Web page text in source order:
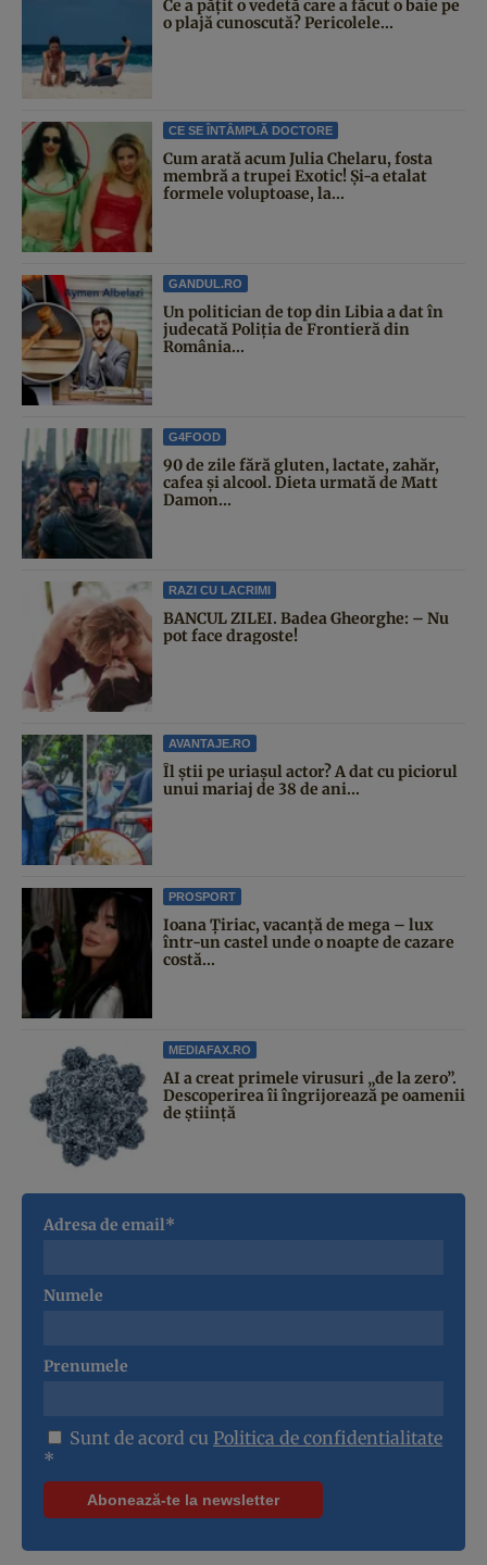
Ce a pățit o vedetă care a făcut o baie pe
o plajă cunoscută? Pericolele...
CE SE ÎNTÂMPLĂ DOCTORE
Cum arată acum Julia Chelaru, fosta
membră a trupei Exotic! Și-a etalat
formele voluptoase, la...
GANDUL.RO
Un politician de top din Libia a dat în
judecată Poliția de Frontieră din
România...
G4FOOD
90 de zile fără gluten, lactate, zahăr,
cafea și alcool. Dieta urmată de Matt
Damon...
RAZI CU LACRIMI
BANCUL ZILEI. Badea Gheorghe: – Nu
pot face dragoste!
AVANTAJE.RO
Îl știi pe uriașul actor? A dat cu piciorul
unui mariaj de 38 de ani...
PROSPORT
Ioana Țiriac, vacanță de mega – lux
într-un castel unde o noapte de cazare
costă...
MEDIAFAX.RO
AI a creat primele virusuri „de la zero”.
Descoperirea îi îngrijorează pe oamenii
de știință
Adresa de email*
Numele
Prenumele
Sunt de acord cu Politica de confidentialitate
*